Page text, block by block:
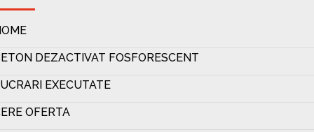
DEZACTIVAT FOSFORESCENT
EXECUTATE
OFERTA